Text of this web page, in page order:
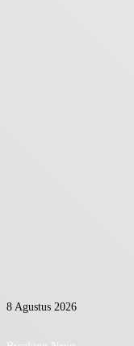
8 Agustus 2026